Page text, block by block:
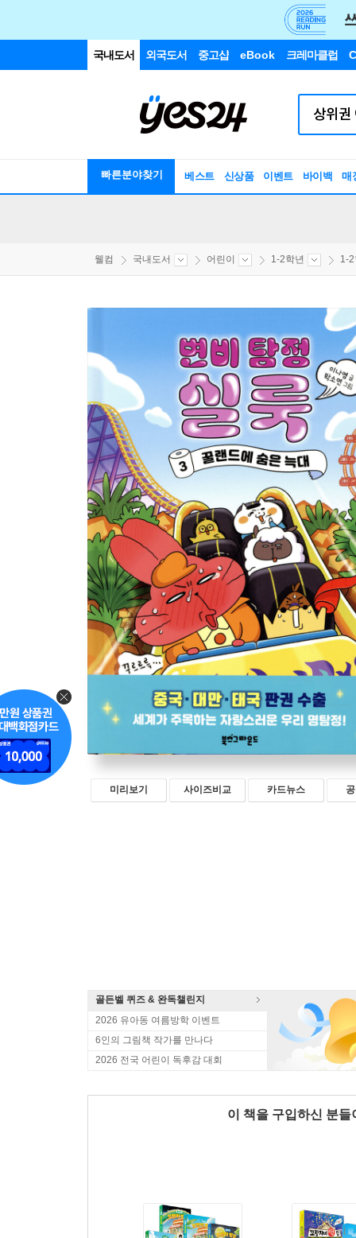
국내도서 외국도서 중고샵 eBook 크레마클럽
빠른분야찾기 베스트 신상품 이벤트 바이백 매
웰컴 국내도서 어린이 1-2학년 1-
미리보기 사이즈비교 카드뉴스
골든벨 퀴즈 & 완독챌린지
2026 유아동 여름방학 이벤트
6인의 그림책 작가를 만나다
2026 전국 어린이 독후감 대회
이 책을 구입하신 분